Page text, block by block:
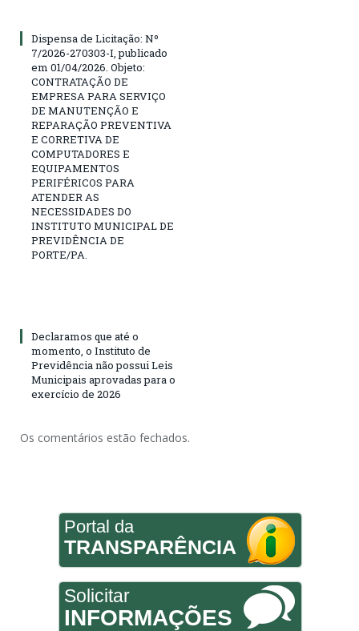
Dispensa de Licitação: Nº
7/2026-270303-I, publicado
em 01/04/2026. Objeto:
CONTRATAÇÃO DE
EMPRESA PARA SERVIÇO
DE MANUTENÇÃO E
REPARAÇÃO PREVENTIVA
E CORRETIVA DE
COMPUTADORES E
EQUIPAMENTOS
PERIFÉRICOS PARA
ATENDER AS
NECESSIDADES DO
INSTITUTO MUNICIPAL DE
PREVIDÊNCIA DE
PORTE/PA.
Declaramos que até o
momento, o Instituto de
Previdência não possui Leis
Municipais aprovadas para o
exercício de 2026
Os comentários estão fechados.
Portal da
TRANSPARÊNCIA
Solicitar
INFORMAÇÕES